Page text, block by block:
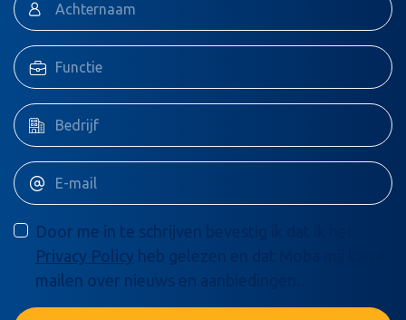
Door me in te schrijven bevestig ik dat ik het
Privacy Policy heb gelezen en dat Moba mij kan e-
mailen over nieuws en aanbiedingen.